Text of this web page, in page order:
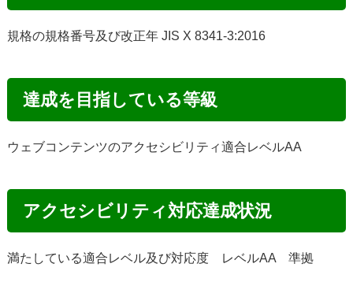
規格の規格番号及び改正年 JIS X 8341-3:2016
達成を目指している等級
ウェブコンテンツのアクセシビリティ適合レベルAA
アクセシビリティ対応達成状況
満たしている適合レベル及び対応度 レベルAA 準拠